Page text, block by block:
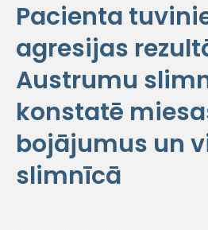
Pacienta
agresijas
Austrumu
konstatē
bojājumus un
slimnīcā